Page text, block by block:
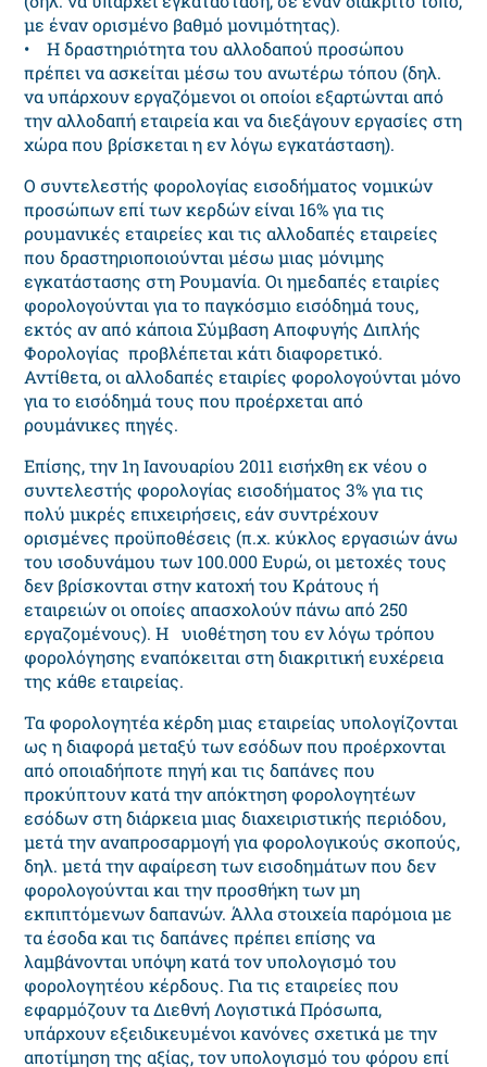
με έναν ορισμένο βαθμό μονιμότητας).
• Η δραστηριότητα του αλλοδαπού προσώπου
πρέπει να ασκείται μέσω του ανωτέρω τόπου (δηλ.
να υπάρχουν εργαζόμενοι οι οποίοι εξαρτώνται από
την αλλοδαπή εταιρεία και να διεξάγουν εργασίες στη
χώρα που βρίσκεται η εν λόγω εγκατάσταση).
Ο συντελεστής φορολογίας εισοδήματος νομικών
προσώπων επί των κερδών είναι 16% για τις
ρουμανικές εταιρείες και τις αλλοδαπές εταιρείες
που δραστηριοποιούνται μέσω μιας μόνιμης
εγκατάστασης στη Ρουμανία. Οι ημεδαπές εταιρίες
φορολογούνται για το παγκόσμιο εισόδημά τους,
εκτός αν από κάποια Σύμβαση Αποφυγής Διπλής
Φορολογίας προβλέπεται κάτι διαφορετικό.
Αντίθετα, οι αλλοδαπές εταιρίες φορολογούνται μόνο
για το εισόδημά τους που προέρχεται από
ρουμάνικες πηγές.
Επίσης, την 1η Ιανουαρίου 2011 εισήχθη εκ νέου ο
συντελεστής φορολογίας εισοδήματος 3% για τις
πολύ μικρές επιχειρήσεις, εάν συντρέχουν
ορισμένες προϋποθέσεις (π.χ. κύκλος εργασιών άνω
του ισοδυνάμου των 100.000 Ευρώ, οι μετοχές τους
δεν βρίσκονται στην κατοχή του Κράτους ή
εταιρειών οι οποίες απασχολούν πάνω από 250
εργαζομένους). Η υιοθέτηση του εν λόγω τρόπου
φορολόγησης εναπόκειται στη διακριτική ευχέρεια
της κάθε εταιρείας.
Τα φορολογητέα κέρδη μιας εταιρείας υπολογίζονται
ως η διαφορά μεταξύ των εσόδων που προέρχονται
από οποιαδήποτε πηγή και τις δαπάνες που
προκύπτουν κατά την απόκτηση φορολογητέων
εσόδων στη διάρκεια μιας διαχειριστικής περιόδου,
μετά την αναπροσαρμογή για φορολογικούς σκοπούς,
δηλ. μετά την αφαίρεση των εισοδημάτων που δεν
φορολογούνται και την προσθήκη των μη
εκπιπτόμενων δαπανών. Άλλα στοιχεία παρόμοια με
τα έσοδα και τις δαπάνες πρέπει επίσης να
λαμβάνονται υπόψη κατά τον υπολογισμό του
φορολογητέου κέρδους. Για τις εταιρείες που
εφαρμόζουν τα Διεθνή Λογιστικά Πρόσωπα,
υπάρχουν εξειδικευμένοι κανόνες σχετικά με την
αποτίμηση της αξίας, τον υπολογισμό του φόρου επί